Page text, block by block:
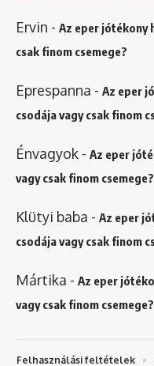
Ervin - Az eper jótékony
csak finom csemege?
Eprespanna - Az eper
csodája vagy csak finom
Énvagyok - Az eper
vagy csak finom csemege?
Klütyi baba - Az eper
csodája vagy csak finom
Mártika - Az eper
vagy csak finom csemege?
Felhasználási feltételek